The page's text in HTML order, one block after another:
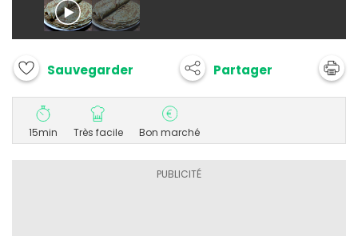
Sauvegarder Partager
15min Très facile Bon marché